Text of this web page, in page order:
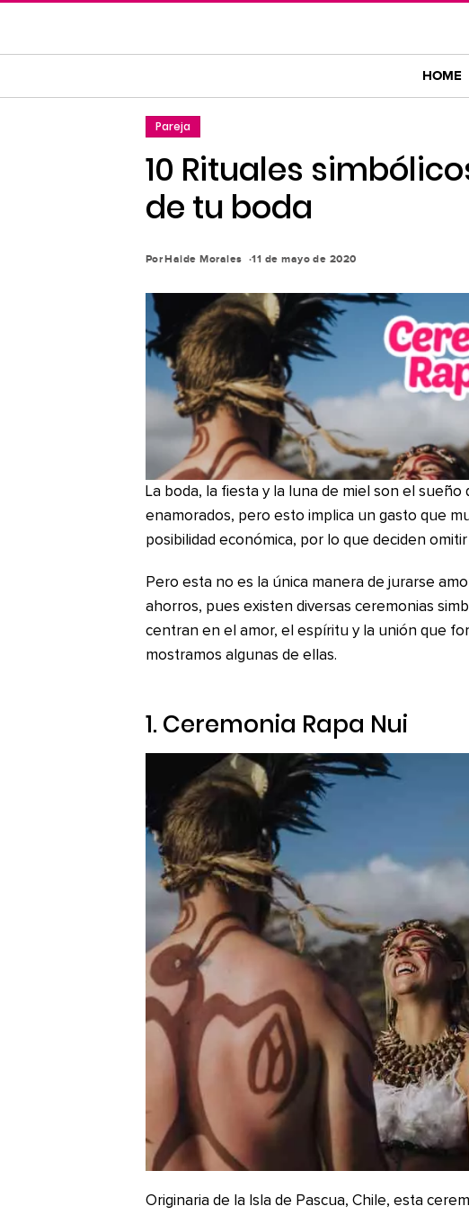
contenido
HOME
Pareja
10 Rituales
de tu boda
PorHaide Morales 11 de mayo de 2020
La boda, la fiesta y la luna de miel son el sueño
enamorados, pero esto implica un gasto que
posibilidad económica, por lo que deciden
Pero esta no es la única manera de jurarse
ahorros, pues existen diversas ceremonias
centran en el amor, el espíritu y la unión que
mostramos algunas de ellas.
1. Ceremonia Rapa Nui
Originaria de la Isla de Pascua, Chile, esta